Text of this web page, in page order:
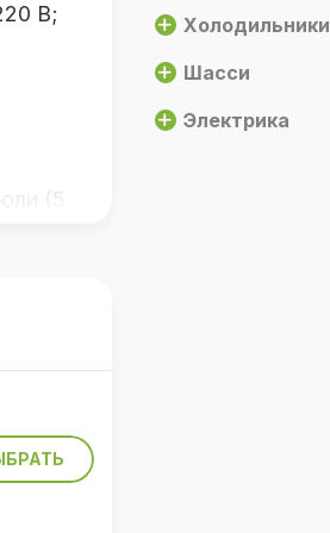
В;
(5
Холодильники
Шасси
Электрика